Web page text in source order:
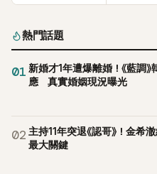
熱門話題
01 新婚才1年遭爆離婚！《藍調
應 真實婚姻現況曝光
02 主持11年突退《認哥》！金
最大關鍵